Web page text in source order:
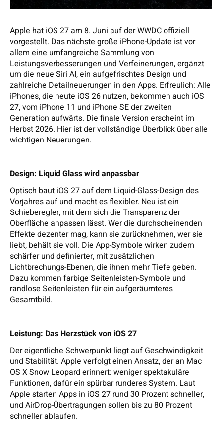
Apple hat iOS 27 am 8. Juni auf der WWDC offiziell
vorgestellt. Das nächste große iPhone-Update ist vor
allem eine umfangreiche Sammlung von
Leistungsverbesserungen und Verfeinerungen, ergänzt
um die neue Siri AI, ein aufgefrischtes Design und
zahlreiche Detailneuerungen in den Apps. Erfreulich: Alle
iPhones, die heute iOS 26 nutzen, bekommen auch iOS
27, vom iPhone 11 und iPhone SE der zweiten
Generation aufwärts. Die finale Version erscheint im
Herbst 2026. Hier ist der vollständige Überblick über alle
wichtigen Neuerungen.
Design: Liquid Glass wird anpassbar
Optisch baut iOS 27 auf dem Liquid-Glass-Design des
Vorjahres auf und macht es flexibler. Neu ist ein
Schieberegler, mit dem sich die Transparenz der
Oberfläche anpassen lässt. Wer die durchscheinenden
Effekte dezenter mag, kann sie zurücknehmen, wer sie
liebt, behält sie voll. Die App-Symbole wirken zudem
schärfer und definierter, mit zusätzlichen
Lichtbrechungs-Ebenen, die ihnen mehr Tiefe geben.
Dazu kommen farbige Seitenleisten-Symbole und
randlose Seitenleisten für ein aufgeräumteres
Gesamtbild.
Leistung: Das Herzstück von iOS 27
Der eigentliche Schwerpunkt liegt auf Geschwindigkeit
und Stabilität. Apple verfolgt einen Ansatz, der an Mac
OS X Snow Leopard erinnert: weniger spektakuläre
Funktionen, dafür ein spürbar runderes System. Laut
Apple starten Apps in iOS 27 rund 30 Prozent schneller,
und AirDrop-Übertragungen sollen bis zu 80 Prozent
schneller ablaufen.